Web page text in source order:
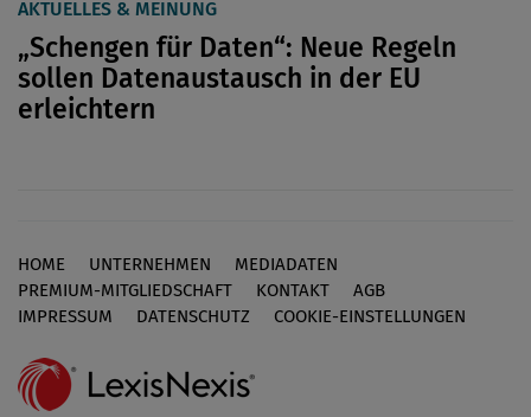
AKTUELLES & MEINUNG
„Schengen für Daten“: Neue Regeln
sollen Datenaustausch in der EU
erleichtern
Footer
HOME UNTERNEHMEN
MEDIADATEN
PREMIUM-MITGLIEDSCHAFT
KONTAKT
AGB
IMPRESSUM
DATENSCHUTZ COOKIE-EINSTELLUNGEN